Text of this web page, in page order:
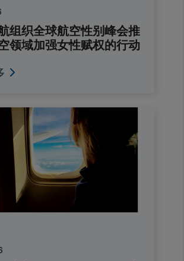
组织全球航空性别峰会推
领域加强女性赋权的行动